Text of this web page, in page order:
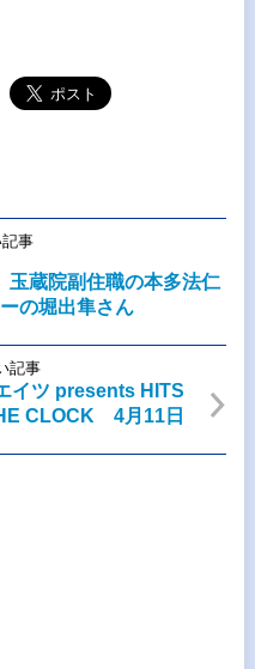
事
玉蔵院副住職の本多法仁
の堀出隼さん
記事
イツ presents HITS
CLOCK 4月11日